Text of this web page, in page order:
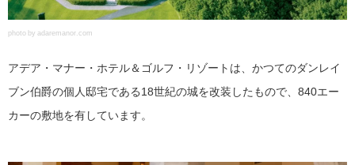
photo by adaremanor.com
アデア・マナー・ホテル＆ゴルフ・リゾートは、かつてのダンレイ
ブン伯爵の個人邸宅である18世紀の城を改装したもので、840エー
カーの敷地を有しています。